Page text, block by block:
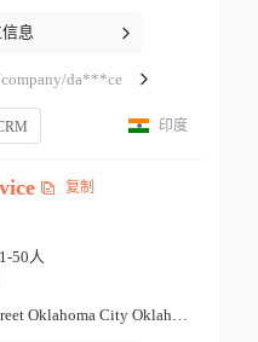
息
da***ce
印度
复制
50人
15701 78th Street Oklahoma City Oklahoma